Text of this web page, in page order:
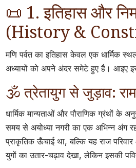
📜 1. इतिहास और
(History &
मणि पर्वत का इतिहास केवल एक धार्मिक
अध्यायों को अपने अंदर समेटे हुए है। आइए
🕉️ त्रेतायुग से जुड़ाव:
धार्मिक मान्यताओं और पौराणिक ग्रंथों के
समय से अयोध्या नगरी का एक अभिन्न अंग
प्राकृतिक ऊँचाई था, बल्कि यह राज
युगों का उतार-चढ़ाव देखा, लेकिन इसकी